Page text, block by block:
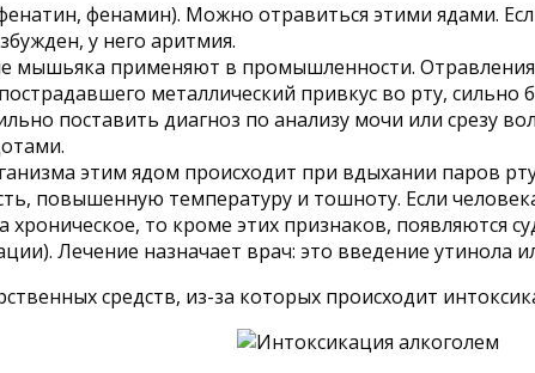
фенамин). Можно отравиться этими ядами.
у него аритмия.
применяют в промышленности.
металлический привкус во рту,
поставить диагноз по анализу мочи или срезу
этим ядом происходит при вдыхании паров
повышенную температуру и тошноту. Если
хроническое, то кроме этих признаков, появляются
Лечение назначает врач: это введение утинола
средств, из-за которых происходит